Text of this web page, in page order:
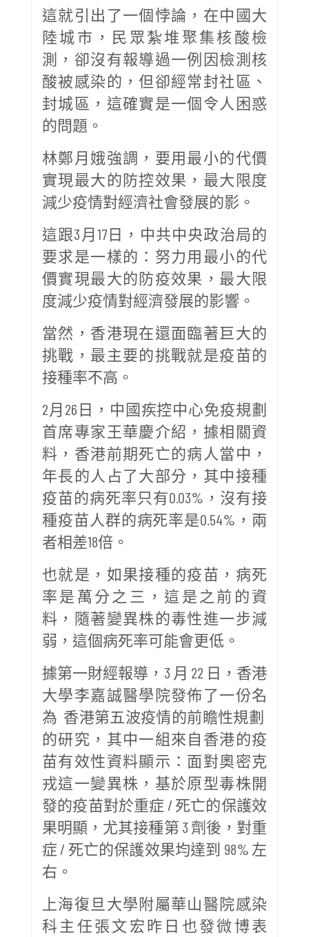
這就引出了一個悖論，在中國大
陸城市，民眾紮堆聚集核酸檢
測，卻沒有報導過一例因檢測核
酸被感染的，但卻經常封社區、
封城區，這確實是一個令人困惑
的問題。
林鄭月娥強調，要用最小的代價
實現最大的防控效果，最大限度
減少疫情對經濟社會發展的影。
這跟3月17日，中共中央政治局的
要求是一樣的：努力用最小的代
價實現最大的防疫效果，最大限
度減少疫情對經濟發展的影響。
當然，香港現在還面臨著巨大的
挑戰，最主要的挑戰就是疫苗的
接種率不高。
2月26日，中國疾控中心免疫規劃
首席專家王華慶介紹，據相關資
料，香港前期死亡的病人當中，
年長的人占了大部分，其中接種
疫苗的病死率只有0.03%，沒有接
種疫苗人群的病死率是0.54%，兩
者相差18倍。
也就是，如果接種的疫苗，病死
率是萬分之三，這是之前的資
料，隨著變異株的毒性進一步減
弱，這個病死率可能會更低。
據第一財經報導，3 月 22 日，香港
大學李嘉誠醫學院發佈了一份名
為 香港第五波疫情的前瞻性規劃
的研究，其中一組來自香港的疫
苗有效性資料顯示：面對奧密克
戎這一變異株，基於原型毒株開
發的疫苗對於重症 / 死亡的保護效
果明顯，尤其接種第 3 劑後，對重
症 / 死亡的保護效果均達到 98% 左
右。
上海復旦大學附屬華山醫院感染
科主任張文宏昨日也發微博表